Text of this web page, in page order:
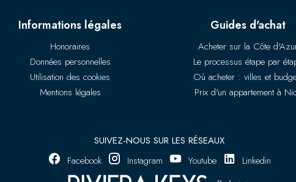
Informations légales
Honoraires
Données personnelles
Utilisation des cookies
Mentions légales
Guides d'achat
Acheter sur la Côte
Le processus étape par
Où acheter : villes et
Prix d'un appartement à
SUIVEZ-NOUS SUR LES RÉSEAUX
Facebook
Instagram Youtube Linkedin